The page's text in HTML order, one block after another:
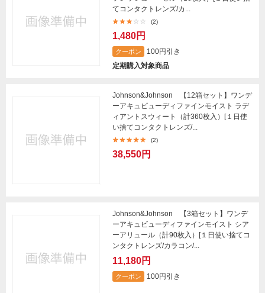
てコンタクトレンズ/カ...
(2)
1,480円
クーポン
100円引き
定期購入対象商品
Johnson&Johnson 【12箱セット】ワンデ
ーアキュビューディファインモイスト ラデ
ィアントスウィート（計360枚入）[１日使
い捨てコンタクトレンズ/...
(2)
38,550円
Johnson&Johnson 【3箱セット】ワンデ
ーアキュビューディファインモイスト シア
ーアリュール（計90枚入）[１日使い捨てコ
ンタクトレンズ/カラコン/...
11,180円
クーポン 100円引き